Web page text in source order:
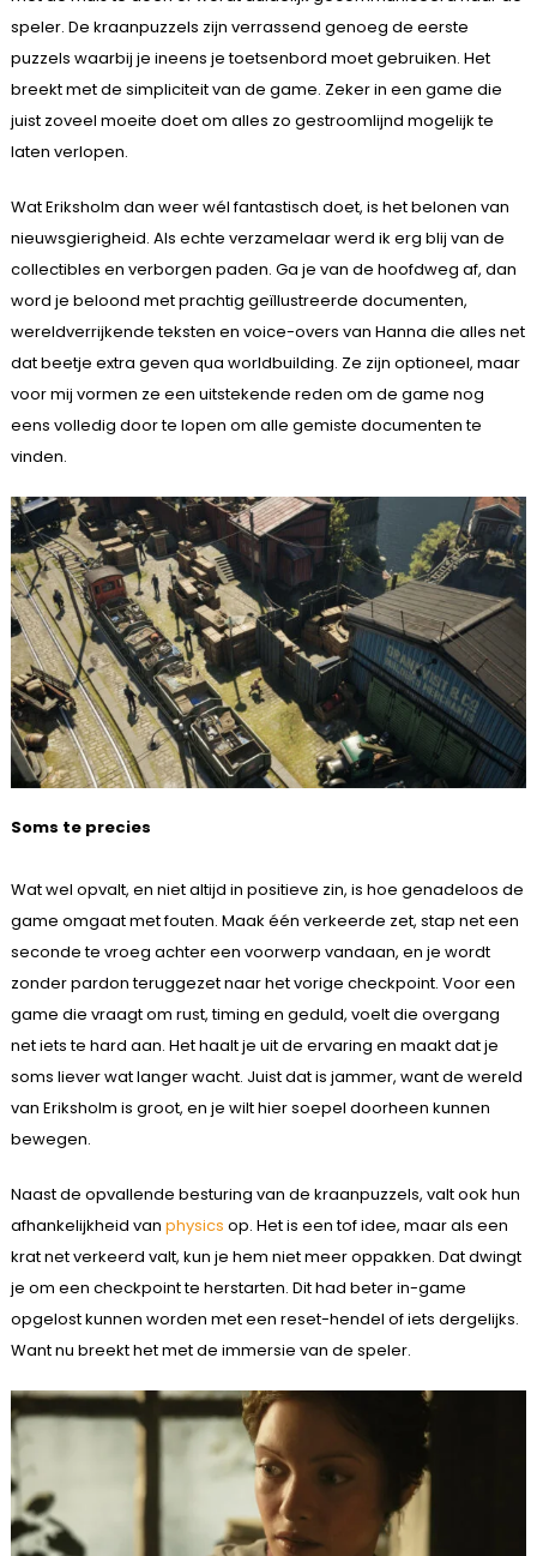
speler. De kraanpuzzels zijn verrassend genoeg de eerste
puzzels waarbij je ineens je toetsenbord moet gebruiken. Het
breekt met de simpliciteit van de game. Zeker in een game die
juist zoveel moeite doet om alles zo gestroomlijnd mogelijk te
laten verlopen.
Wat Eriksholm dan weer wél fantastisch doet, is het belonen van
nieuwsgierigheid. Als echte verzamelaar werd ik erg blij van de
collectibles en verborgen paden. Ga je van de hoofdweg af, dan
word je beloond met prachtig geïllustreerde documenten,
wereldverrijkende teksten en voice-overs van Hanna die alles net
dat beetje extra geven qua worldbuilding. Ze zijn optioneel, maar
voor mij vormen ze een uitstekende reden om de game nog
eens volledig door te lopen om alle gemiste documenten te
vinden.
Soms te precies
Wat wel opvalt, en niet altijd in positieve zin, is hoe genadeloos de
game omgaat met fouten. Maak één verkeerde zet, stap net een
seconde te vroeg achter een voorwerp vandaan, en je wordt
zonder pardon teruggezet naar het vorige checkpoint. Voor een
game die vraagt om rust, timing en geduld, voelt die overgang
net iets te hard aan. Het haalt je uit de ervaring en maakt dat je
soms liever wat langer wacht. Juist dat is jammer, want de wereld
van Eriksholm is groot, en je wilt hier soepel doorheen kunnen
bewegen.
Naast de opvallende besturing van de kraanpuzzels, valt ook hun
afhankelijkheid van physics op. Het is een tof idee, maar als een
krat net verkeerd valt, kun je hem niet meer oppakken. Dat dwingt
je om een checkpoint te herstarten. Dit had beter in-game
opgelost kunnen worden met een reset-hendel of iets dergelijks.
Want nu breekt het met de immersie van de speler.